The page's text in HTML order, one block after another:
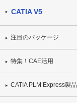
CATIA V5
注目のパッケージ
特集！CAE活用
CATIA PLM Express製品